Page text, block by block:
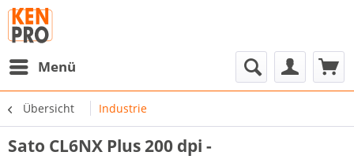
Menü
Übersicht Industrie
Sato CL6NX Plus 200 dpi -